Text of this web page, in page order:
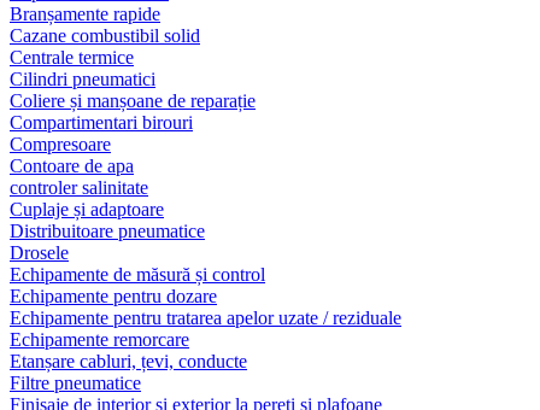
Branșamente rapide
Cazane combustibil solid
Centrale termice
Cilindri pneumatici
Coliere și manșoane de reparație
Compartimentari birouri
Compresoare
Contoare de apa
controler salinitate
Cuplaje și adaptoare
Distribuitoare pneumatice
Drosele
Echipamente de măsură și control
Echipamente pentru dozare
Echipamente pentru tratarea apelor uzate / reziduale
Echipamente remorcare
Etanșare cabluri, țevi, conducte
Filtre pneumatice
Finisaje de interior și exterior la pereti și plafoane